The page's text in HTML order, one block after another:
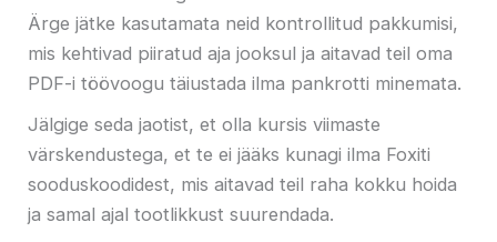
Ärge jätke kasutamata neid kontrollitud pakkumisi,
mis kehtivad piiratud aja jooksul ja aitavad teil oma
PDF-i töövoogu täiustada ilma pankrotti minemata.
Jälgige seda jaotist, et olla kursis viimaste
värskendustega, et te ei jääks kunagi ilma Foxiti
sooduskoodidest, mis aitavad teil raha kokku hoida
ja samal ajal tootlikkust suurendada.